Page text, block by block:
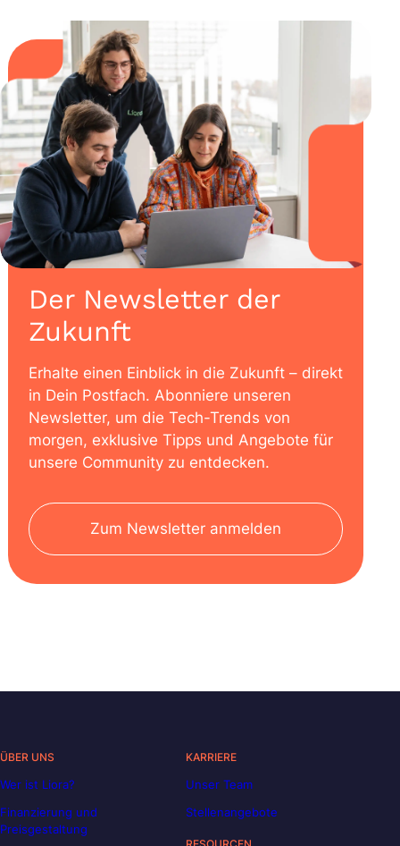
Der Newsletter der
Zukunft
Erhalte einen Einblick in die Zukunft – direkt
in Dein Postfach. Abonniere unseren
Newsletter, um die Tech-Trends von
morgen, exklusive Tipps und Angebote für
unsere Community zu entdecken.
Zum Newsletter anmelden
ÜBER UNS
Wer ist Liora?
Finanzierung und
Preisgestaltung
KARRIERE
Unser Team
Stellenangebote